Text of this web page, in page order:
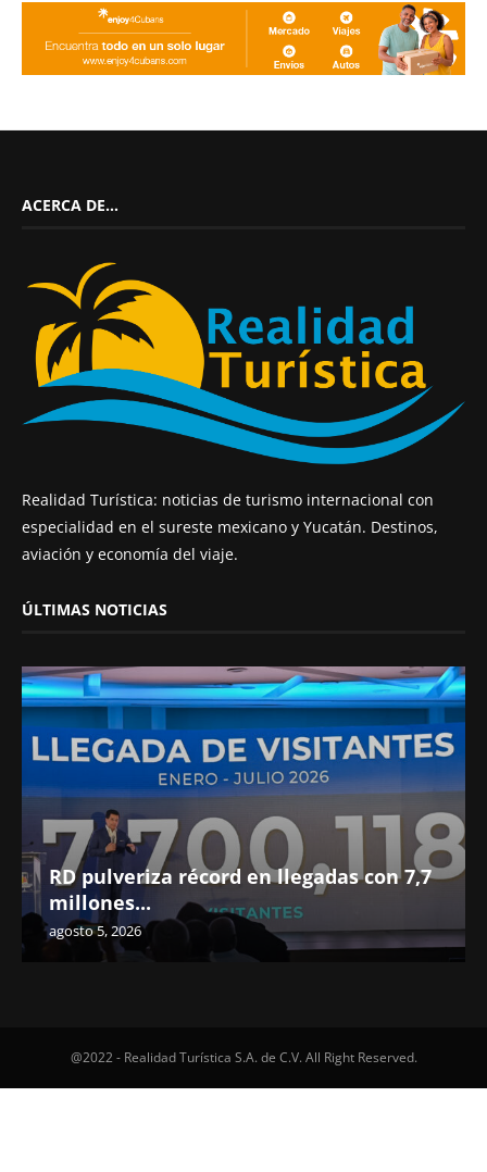
ACERCA DE…
Realidad Turística: noticias de turismo internacional con
especialidad en el sureste mexicano y Yucatán. Destinos,
aviación y economía del viaje.
ÚLTIMAS NOTICIAS
RD pulveriza récord en llegadas con 7,7
millones...
agosto 5, 2026
@2022 - Realidad Turística S.A. de C.V. All Right Reserved.